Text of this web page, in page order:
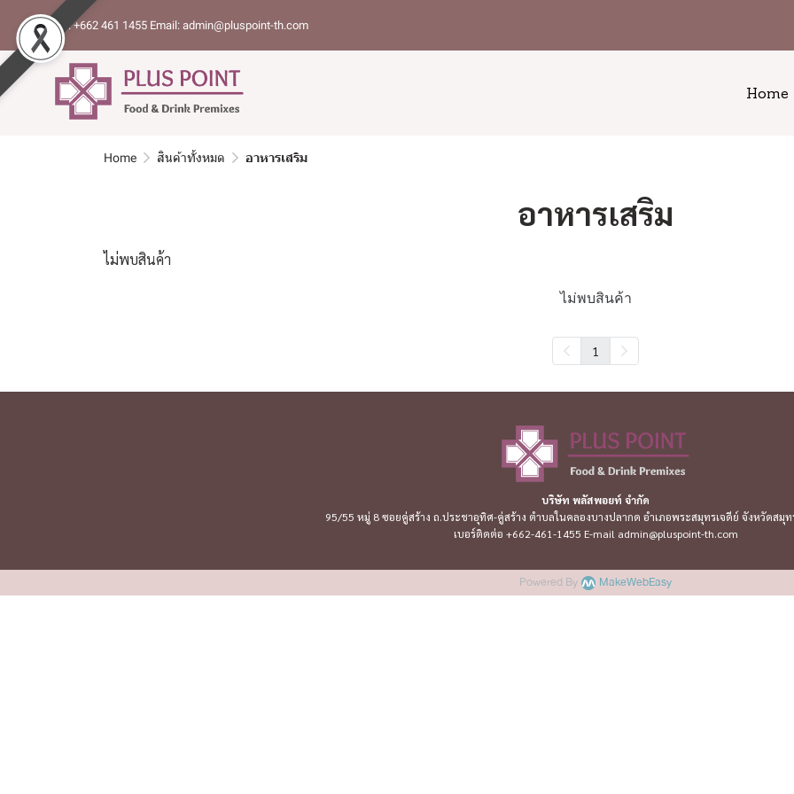
Tel: +662 461 1455 Email: admin@pluspoint-th.com
Home
Home สินค้าทั้งหมด อาหารเสริม
อาหารเสริม
ไม่พบสินค้า
ไม่พบสินค้า
1
บริษัท พลัสพอยท์ จำกัด
95/55 หมู่ 8 ซอยคู่สร้าง ถ.ประชาอุทิศ-คู่สร้าง ตำบลในคลองบางปลากด อำเภอพระสมุทรเจดีย์ จังหวัดสมุท
เบอร์ติดต่อ +662-461-1455 E-mail admin@pluspoint-th.com
Powered By MakeWebEasy